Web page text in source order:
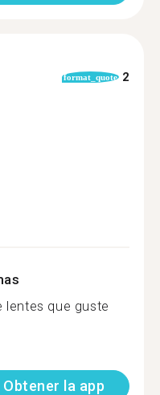
format_quote 2
lentes que guste
Obtener la app